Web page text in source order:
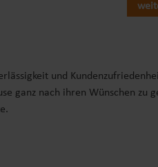
und
ganz nach ihren Wünschen zu